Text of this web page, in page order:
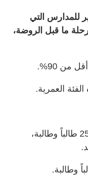
للمدارس التي
ما قبل الروضة،
90%.
العمرية.
توافر المتطلبات اللازمة لاستيعاب 25 طالباً وطالبة،